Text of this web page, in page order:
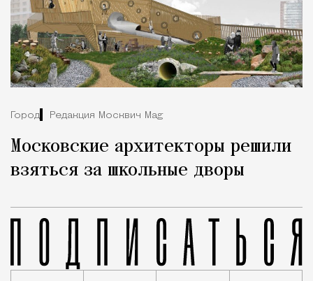
Город Редакция Москвич Mag
Московские архитекторы решили
взяться за школьные дворы